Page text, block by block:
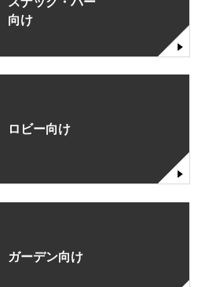
向け
ロビー向け
ガーデン向け